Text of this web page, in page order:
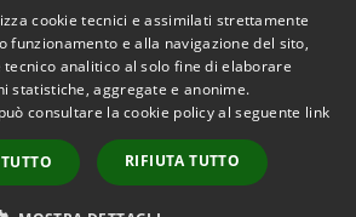
Copyright © 2026 • Comune di
Castel Goffredo • Powered by
Municipium•
Accesso
redazione
cookie tecnici e assimilati strettamente
funzionamento e alla navigazione del sito,
tecnico analitico al solo fine di elaborare
statistiche, aggregate e anonime.
consultare la cookie policy al seguente link
RIFIUTA TUTTO